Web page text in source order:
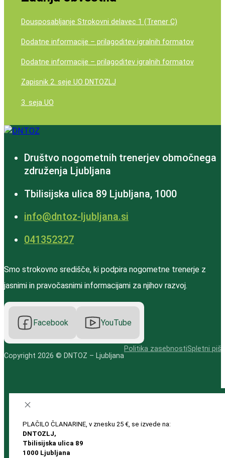
Društvo nogometnih trenerjev območnega
združenja Ljubljana
Tbilisijska ulica 89 Ljubljana, 1000
info@dntoz-ljubljana.si
‭041352327‬
Smo strokovno središče, ki podpira nogometne trenerje z
jasnimi in pravočasnimi informacijami za njihov razvoj.
Facebook YouTube
Copyright 2026 © DNTOZ – Ljubljana
Politika zasebnostiSpletni
Dousposabljanje Strokovni delavec 1 (Trener C)
Dodatne informacije – prilagoditev igralnih formatov
Dodatne informacije – prilagoditev igralnih formatov
Zapisnik 2. seje UO DNTOZLJ
3. seja UO
PLAČILO ČLANARINE, v znesku 25 €, se izvede na:
DNTOZLJ,
Tbilisijska ulica 89
1000 Ljubljana